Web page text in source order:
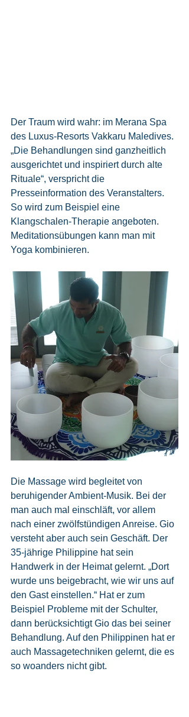
Der Traum wird wahr: im Merana Spa
des Luxus-Resorts Vakkaru Maledives.
„Die Behandlungen sind ganzheitlich
ausgerichtet und inspiriert durch alte
Rituale“, verspricht die
Presseinformation des Veranstalters.
So wird zum Beispiel eine
Klangschalen-Therapie angeboten.
Meditationsübungen kann man mit
Yoga kombinieren.
Die Massage wird begleitet von
beruhigender Ambient-Musik. Bei der
man auch mal einschläft, vor allem
nach einer zwölfstündigen Anreise. Gio
versteht aber auch sein Geschäft. Der
35-jährige Philippine hat sein
Handwerk in der Heimat gelernt. „Dort
wurde uns beigebracht, wie wir uns auf
den Gast einstellen.“ Hat er zum
Beispiel Probleme mit der Schulter,
dann berücksichtigt Gio das bei seiner
Behandlung. Auf den Philippinen hat er
auch Massagetechniken gelernt, die es
so woanders nicht gibt.